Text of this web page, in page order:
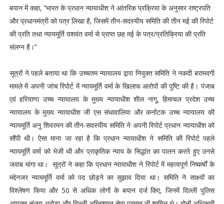
बयान में कहा, ‘‘भारत के प्रधान न्यायाधीश ने आंतरिक प्रक्रिया के अनुसार राष्ट्रपति
और प्रधानमंत्री को पत्र लिखा है, जिसमें तीन-सदस्यीय समिति की तीन मई की रिपोर्ट
की प्रति तथा न्यायमूर्ति यशवंत वर्मा से प्राप्त छह मई के पत्र/प्रतिक्रिया की प्रति
संलग्न है।’’
सूत्रों ने पहले बताया था कि उच्चतम न्यायालय द्वारा नियुक्त समिति ने नकदी बरामदगी
मामले में अपनी जांच रिपोर्ट में न्यायमूर्ति वर्मा के खिलाफ आरोपों की पुष्टि की है। पंजाब
एवं हरियाणा उच्च न्यायालय के मुख्य न्यायाधीश शील नागू, हिमाचल प्रदेश उच्च
न्यायालय के मुख्य न्यायाधीश जी एस संधावालिया और कर्नाटक उच्च न्यायालय की
न्यायमूर्ति अनु शिवरमन की तीन-सदस्यीय समिति ने अपनी रिपोर्ट प्रधान न्यायाधीश को
सौंपी थी। ऐसा माना जा रहा है कि प्रधान न्यायाधीश ने समिति की रिपोर्ट पहले
न्यायमूर्ति वर्मा को भेजी थी और प्राकृतिक न्याय के सिद्धांत का पालन करते हुए उनसे
जवाब मांगा था। सूत्रों ने कहा कि प्रधान न्यायाधीश ने रिपोर्ट में महत्वपूर्ण निष्कर्षों के
मद्देनजर न्यायमूर्ति वर्मा को पद छोड़ने का सुझाव दिया था। समिति ने साक्ष्यों का
विश्लेषण किया और 50 से अधिक लोगों के बयान दर्ज किए, जिनमें दिल्ली पुलिस